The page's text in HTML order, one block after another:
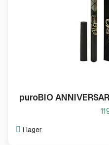
puroBIO
I lager